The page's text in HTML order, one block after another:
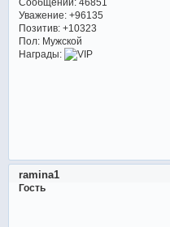
Уважение: +96135
Позитив: +10323
Пол:Мужской
Награды:
ramina1
Гость